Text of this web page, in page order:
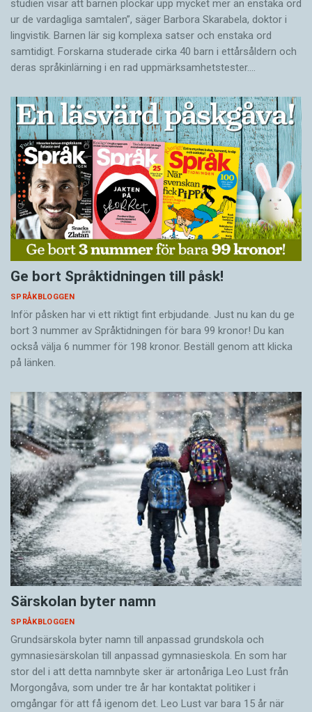
studien visar att barnen plockar upp mycket mer än enstaka ord
ur de vardagliga samtalen”, säger Barbora Skarabela, doktor i
lingvistik. Barnen lär sig komplexa satser och enstaka ord
samtidigt. Forskarna studerade cirka 40 barn i ettårsåldern och
deras språkinlärning i en rad uppmärksamhetstester.…
Ge bort Språktidningen till påsk!
SPRÅKBLOGGEN
Inför påsken har vi ett riktigt fint erbjudande. Just nu kan du ge
bort 3 nummer av Språktidningen för bara 99 kronor! Du kan
också välja 6 nummer för 198 kronor. Beställ genom att klicka
på länken.
Särskolan byter namn
SPRÅKBLOGGEN
Grundsärskola byter namn till anpassad grundskola och
gymnasiesärskolan till anpassad gymnasieskola. En som har
stor del i att detta namnbyte sker är artonåriga Leo Lust från
Morgongåva, som under tre år har kontaktat politiker i
omgångar för att få igenom det. Leo Lust var bara 15 år när